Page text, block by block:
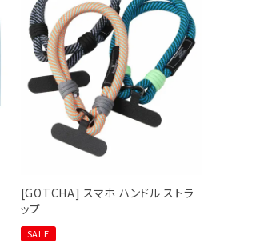
[GOTCHA] スマホ ハンドル ストラ
ップ
SALE